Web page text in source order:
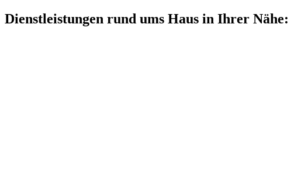
Dienstleistungen rund ums Haus in Ihrer Nähe: